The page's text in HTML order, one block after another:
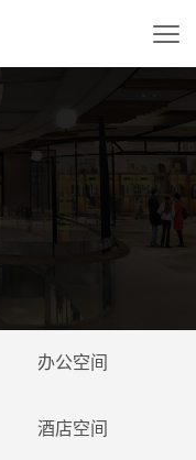
办公空间
酒店空间